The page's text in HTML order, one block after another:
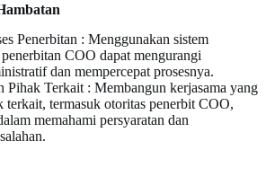
Penerbitan : Menggunakan sistem
COO dapat mengurangi
dan mempercepat prosesnya.
Pihak Terkait : Membangun kerjasama yang
terkait, termasuk otoritas penerbit COO,
memahami persyaratan dan